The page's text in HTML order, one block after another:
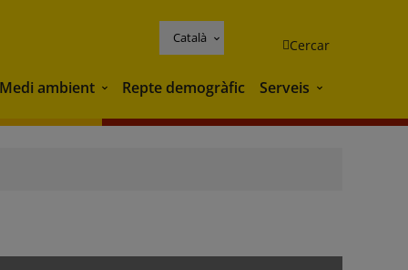
Català Cercar
Medi ambient Medi ambient
Repte demogràfic Serveis Serveis